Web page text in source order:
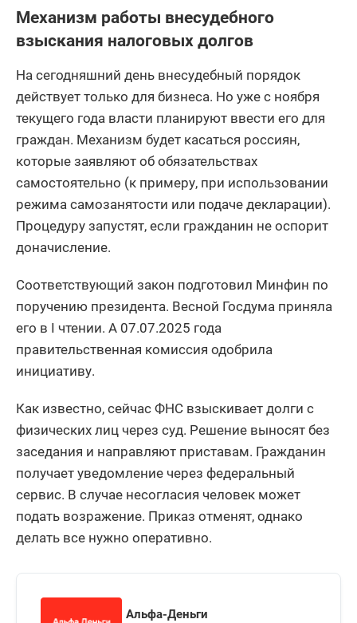
Механизм работы внесудебного
взыскания налоговых долгов
На сегодняшний день внесудебный порядок
действует только для бизнеса. Но уже с ноября
текущего года власти планируют ввести его для
граждан. Механизм будет касаться россиян,
которые заявляют об обязательствах
самостоятельно (к примеру, при использовании
режима самозанятости или подаче декларации).
Процедуру запустят, если гражданин не оспорит
доначисление.
Соответствующий закон подготовил Минфин по
поручению президента. Весной Госдума приняла
его в I чтении. А 07.07.2025 года
правительственная комиссия одобрила
инициативу.
Как известно, сейчас ФНС взыскивает долги с
физических лиц через суд. Решение выносят без
заседания и направляют приставам. Гражданин
получает уведомление через федеральный
сервис. В случае несогласия человек может
подать возражение. Приказ отменят, однако
делать все нужно оперативно.
Альфа-Деньги